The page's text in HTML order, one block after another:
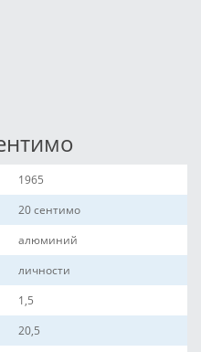
1965
20 сентимо
алюминий
личности
1,5
20,5